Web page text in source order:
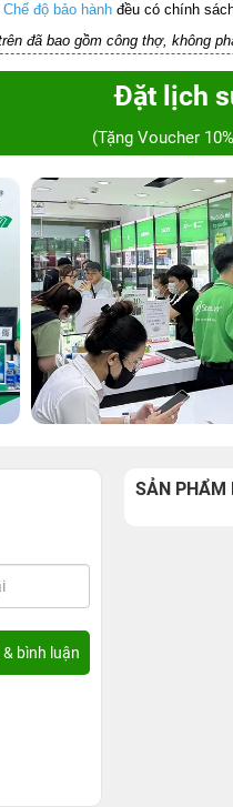
Chế độ bảo hành đều có chính
đã bao gồm công thợ, không
Đặt lịch
(Tặng Voucher
SẢN PHẨM